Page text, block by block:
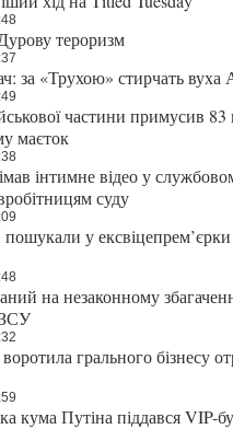
тероризм
за «Трухою» стирчать вуха
частини примусив 83
маєток
інтимне відео у
суду
у ексвіцепрем’єрки
на незаконному
грального бізнесу
кума Путіна піддався VIP-